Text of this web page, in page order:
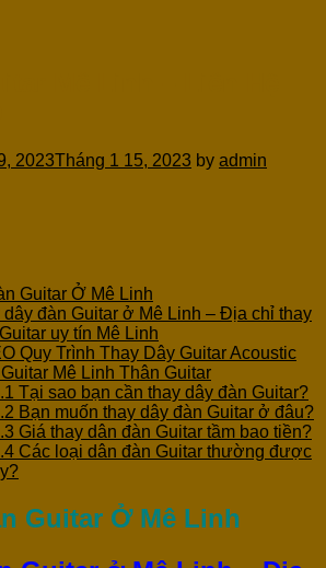
2023Tháng 1 15, 2023 by admin
Guitar Ở Mê Linh
dây đàn Guitar ở Mê Linh – Địa chỉ thay
uy tín Mê Linh
Quy Trình Thay Dây Guitar Acoustic
Mê Linh Thân Guitar
Tại sao bạn cần thay dây đàn Guitar?
Bạn muốn thay dây đàn Guitar ở đâu?
Giá thay dân đàn Guitar tầm bao tiền?
Các loại dân đàn Guitar thường được
Guitar Ở Mê Linh